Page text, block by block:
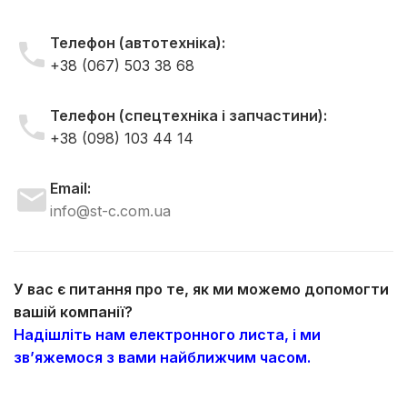
Телефон (автотехніка):
+38 (067) 503 38 68
Телефон (спецтехніка і запчастини):
+38 (098) 103 44 14
Email:
info@st-c.com.ua
У вас є питання про те, як ми можемо допомогти
вашій компанії?
Надішліть нам електронного листа, і ми
зв’яжемося з вами найближчим часом.